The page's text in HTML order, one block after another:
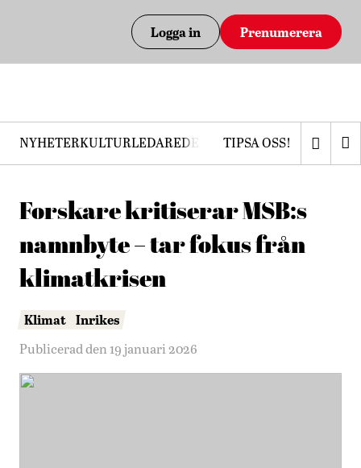
Logga in Prenumerera
NYHETERKULTURLEDAREDEBATTPRENUMERERA
TIPSA OSS!
Forskare kritiserar MSB:s
namnbyte – tar fokus från
klimatkrisen
Klimat Inrikes
Publicerad den 19 januari 2026